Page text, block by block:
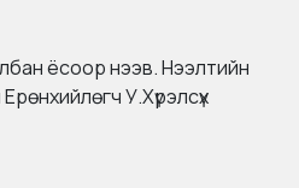
ёсоор нээв. Нээлтийн
У.Хүрэлсүх